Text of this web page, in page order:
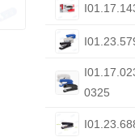
0325